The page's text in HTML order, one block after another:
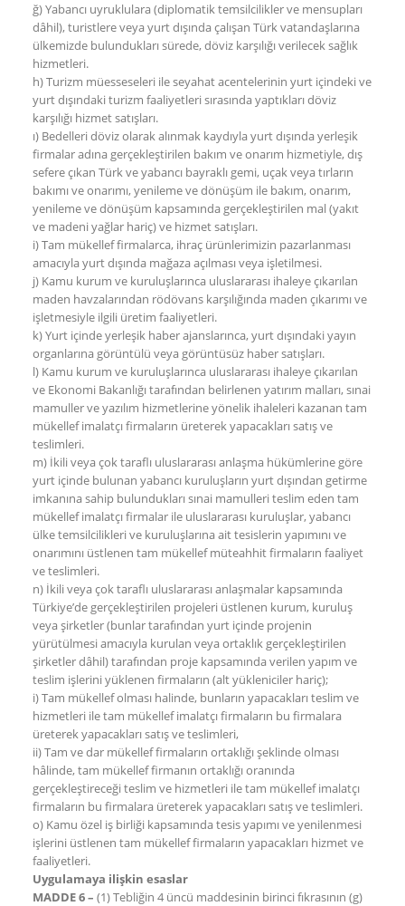
ğ) Yabancı uyruklulara (diplomatik temsilcilikler ve mensupları
dâhil), turistlere veya yurt dışında çalışan Türk vatandaşlarına
ülkemizde bulundukları sürede, döviz karşılığı verilecek sağlık
hizmetleri.
h) Turizm müesseseleri ile seyahat acentelerinin yurt içindeki ve
yurt dışındaki turizm faaliyetleri sırasında yaptıkları döviz
karşılığı hizmet satışları.
ı) Bedelleri döviz olarak alınmak kaydıyla yurt dışında yerleşik
firmalar adına gerçekleştirilen bakım ve onarım hizmetiyle, dış
sefere çıkan Türk ve yabancı bayraklı gemi, uçak veya tırların
bakımı ve onarımı, yenileme ve dönüşüm ile bakım, onarım,
yenileme ve dönüşüm kapsamında gerçekleştirilen mal (yakıt
ve madeni yağlar hariç) ve hizmet satışları.
i) Tam mükellef firmalarca, ihraç ürünlerimizin pazarlanması
amacıyla yurt dışında mağaza açılması veya işletilmesi.
j) Kamu kurum ve kuruluşlarınca uluslararası ihaleye çıkarılan
maden havzalarından rödövans karşılığında maden çıkarımı ve
işletmesiyle ilgili üretim faaliyetleri.
k) Yurt içinde yerleşik haber ajanslarınca, yurt dışındaki yayın
organlarına görüntülü veya görüntüsüz haber satışları.
l) Kamu kurum ve kuruluşlarınca uluslararası ihaleye çıkarılan
ve Ekonomi Bakanlığı tarafından belirlenen yatırım malları, sınai
mamuller ve yazılım hizmetlerine yönelik ihaleleri kazanan tam
mükellef imalatçı firmaların üreterek yapacakları satış ve
teslimleri.
m) İkili veya çok taraflı uluslararası anlaşma hükümlerine göre
yurt içinde bulunan yabancı kuruluşların yurt dışından getirme
imkanına sahip bulundukları sınai mamulleri teslim eden tam
mükellef imalatçı firmalar ile uluslararası kuruluşlar, yabancı
ülke temsilcilikleri ve kuruluşlarına ait tesislerin yapımını ve
onarımını üstlenen tam mükellef müteahhit firmaların faaliyet
ve teslimleri.
n) İkili veya çok taraflı uluslararası anlaşmalar kapsamında
Türkiye’de gerçekleştirilen projeleri üstlenen kurum, kuruluş
veya şirketler (bunlar tarafından yurt içinde projenin
yürütülmesi amacıyla kurulan veya ortaklık gerçekleştirilen
şirketler dâhil) tarafından proje kapsamında verilen yapım ve
teslim işlerini yüklenen firmaların (alt yükleniciler hariç);
i) Tam mükellef olması halinde, bunların yapacakları teslim ve
hizmetleri ile tam mükellef imalatçı firmaların bu firmalara
üreterek yapacakları satış ve teslimleri,
ii) Tam ve dar mükellef firmaların ortaklığı şeklinde olması
hâlinde, tam mükellef firmanın ortaklığı oranında
gerçekleştireceği teslim ve hizmetleri ile tam mükellef imalatçı
firmaların bu firmalara üreterek yapacakları satış ve teslimleri.
o) Kamu özel iş birliği kapsamında tesis yapımı ve yenilenmesi
işlerini üstlenen tam mükellef firmaların yapacakları hizmet ve
faaliyetleri.
Uygulamaya ilişkin esaslar
MADDE 6 – (1) Tebliğin 4 üncü maddesinin birinci fıkrasının (g)